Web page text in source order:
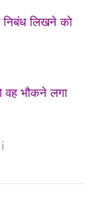
निबंध लिखने को
वह भौकने लगा